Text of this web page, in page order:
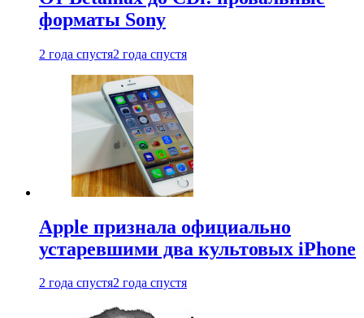
форматы Sony
2 года спустя2 года спустя
Apple признала официально
устаревшими два культовых iPhone
2 года спустя2 года спустя